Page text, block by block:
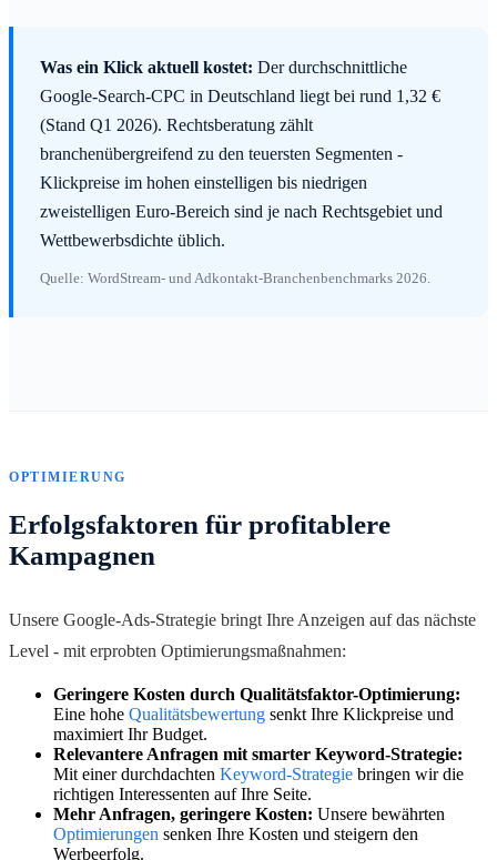
Was ein Klick aktuell kostet: Der durchschnittliche
Google-Search-CPC in Deutschland liegt bei rund 1,32 €
(Stand Q1 2026). Rechtsberatung zählt
branchenübergreifend zu den teuersten Segmenten -
Klickpreise im hohen einstelligen bis niedrigen
zweistelligen Euro-Bereich sind je nach Rechtsgebiet und
Wettbewerbsdichte üblich.
Quelle: WordStream- und Adkontakt-Branchenbenchmarks 2026.
OPTIMIERUNG
Erfolgsfaktoren für profitablere
Kampagnen
Unsere Google-Ads-Strategie bringt Ihre Anzeigen auf das nächste
Level - mit erprobten Optimierungsmaßnahmen:
Geringere Kosten durch Qualitätsfaktor-Optimierung:
Eine hohe Qualitätsbewertung senkt Ihre Klickpreise und
maximiert Ihr Budget.
Relevantere Anfragen mit smarter Keyword-Strategie:
Mit einer durchdachten Keyword-Strategie bringen wir die
richtigen Interessenten auf Ihre Seite.
Mehr Anfragen, geringere Kosten: Unsere bewährten
Optimierungen senken Ihre Kosten und steigern den
Werbeerfolg.